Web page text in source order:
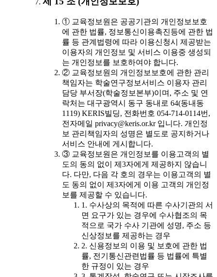
① 교육정보원은 공공기관의 개인정보보호
에 관한 법률, 정보통신이용촉진등에 관한 법
률 등 관계법령에 따라 이용신청시 제공받는
이용자의 개인정보 및 서비스 이용중 생성되
는 개인정보를 보호하여야 합니다.
② 교육정보원의 개인정보보호에 관한 관리
책임자는 학술연구정보서비스 이용자 관리
담당 부서장(학술정보본부)이며, 주소 및 연
락처는 대구광역시 동구 동내로 64(동내동
1119) KERIS빌딩, 전화번호 054-714-0114번,
전자메일 privacy@keris.or.kr 입니다. 개인정
보 관리책임자의 성명은 별도로 공지하거나
서비스 안내에 게시합니다.
③ 교육정보원은 개인정보를 이용고객의 별
도의 동의 없이 제3자에게 제공하지 않습니
다. 다만, 다음 각 호의 경우는 이용고객의 별
도 동의 없이 제3자에게 이용 고객의 개인정
보를 제공할 수 있습니다.
1. 수사상의 목적에 따른 수사기관의 서
면 요구가 있는 경우에 수사협조의 목
적으로 국가 수사 기관에 성명, 주소 등
신상정보를 제공하는 경우
2. 신용정보의 이용 및 보호에 관한 법
률, 전기통신관련법률 등 법률에 특별
한 규정이 있는 경우